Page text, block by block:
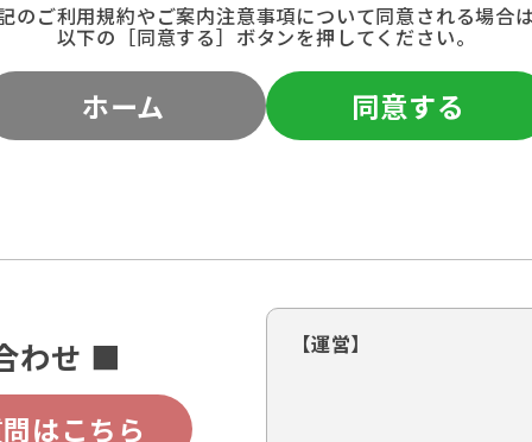
のご利用規約やご案内注意事項について同意される場合
以下の［同意する］ボタンを押してください。
ホーム 同意する
わせ ■
はこちら
【運営】